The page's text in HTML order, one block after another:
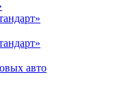
авто